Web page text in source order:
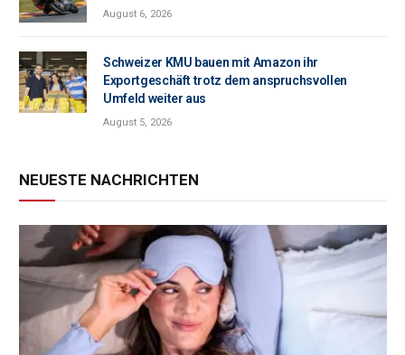
August 6, 2026
Schweizer KMU bauen mit Amazon ihr
Exportgeschäft trotz dem anspruchsvollen
Umfeld weiter aus
August 5, 2026
NEUESTE NACHRICHTEN